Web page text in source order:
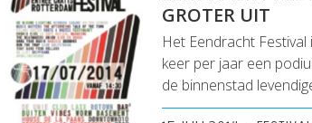
GROTER UIT
Het Eendracht
keer per jaar een
de binnenstad